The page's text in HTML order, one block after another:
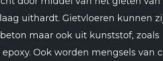
uithardt. Gietvloeren kunnen
maar ook uit kunststof, zoals
Ook worden mengsels van